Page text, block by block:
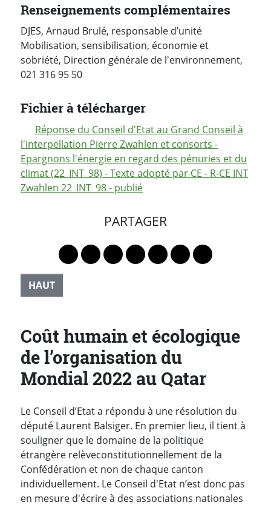
Renseignements complémentaires
DJES, Arnaud Brulé, responsable d’unité
Mobilisation, sensibilisation, économie et
sobriété, Direction générale de l'environnement,
021 316 95 50
Fichier à télécharger
Réponse du Conseil d'Etat au Grand Conseil à
l'interpellation Pierre Zwahlen et consorts -
Epargnons l'énergie en regard des pénuries et du
climat (22_INT_98) - Texte adopté par CE - R-CE INT
Zwahlen 22_INT_98 - publié
PARTAGER
Lien vers le profil Mastodon
Lien vers le profil Bluesky
Lien vers le profil Instagram
Lien vers le profil Linkedin
Lien vers le profil
Lien vers le profil
Partager par
HAUT
Coût humain et écologique
de l’organisation du
Mondial 2022 au Qatar
Le Conseil d’Etat a répondu à une résolution du
député Laurent Balsiger. En premier lieu, il tient à
souligner que le domaine de la politique
étrangère relèveconstitutionnellement de la
Confédération et non de chaque canton
individuellement. Le Conseil d'Etat n’est donc pas
en mesure d'écrire à des associations nationales